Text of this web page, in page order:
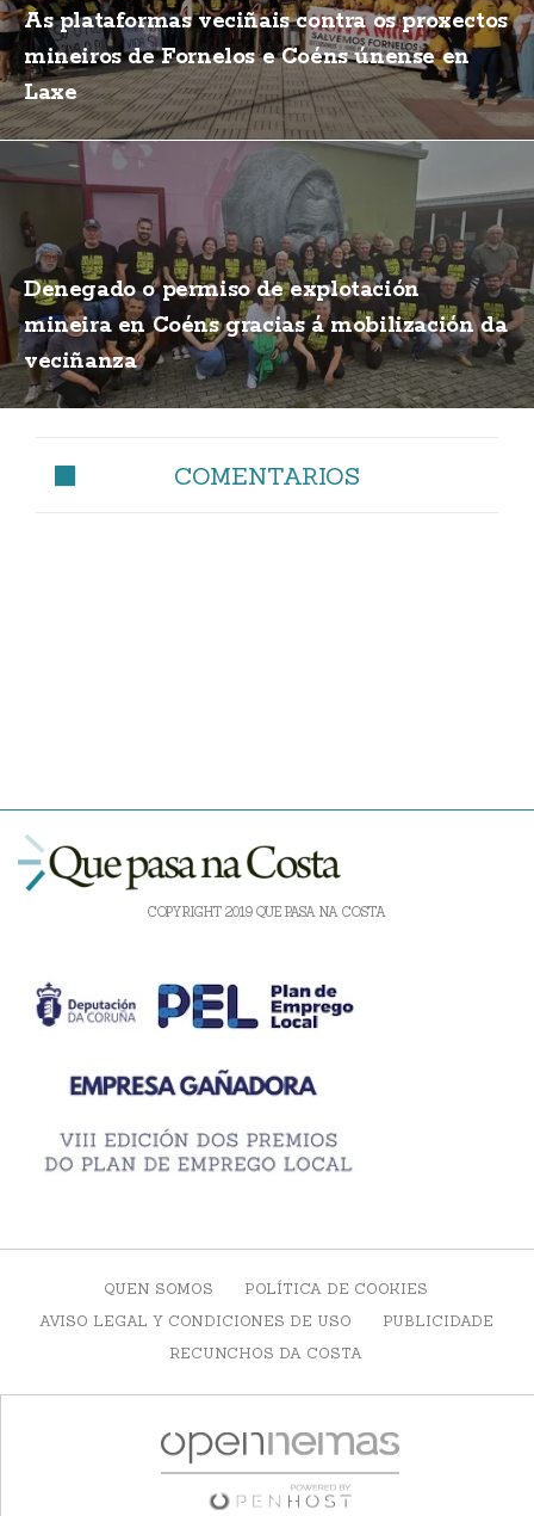
As plataformas veciñais contra os proxectos
mineiros de Fornelos e Coéns únense en
Laxe
Denegado o permiso de explotación
mineira en Coéns gracias á mobilización da
veciñanza
COMENTARIOS
COPYRIGHT 2019 QUE PASA NA COSTA
QUEN SOMOS
POLÍTICA DE COOKIES
AVISO LEGAL Y CONDICIONES DE USO
PUBLICIDADE
RECUNCHOS DA COSTA